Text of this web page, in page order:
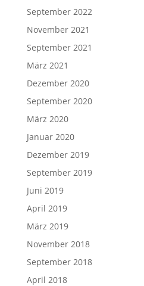
September 2022
November 2021
September 2021
März 2021
Dezember 2020
September 2020
März 2020
Januar 2020
Dezember 2019
September 2019
Juni 2019
April 2019
März 2019
November 2018
September 2018
April 2018